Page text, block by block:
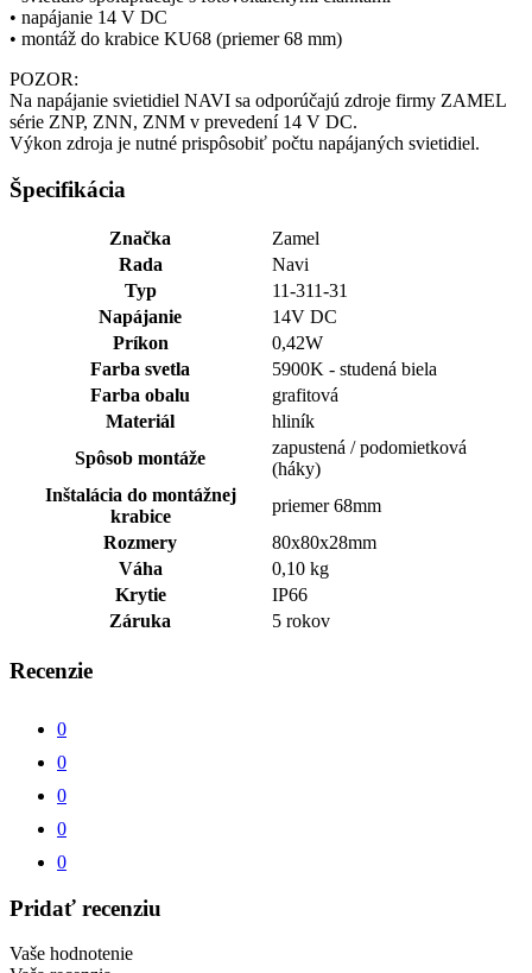
• napájanie 14 V DC
• montáž do krabice KU68 (priemer 68 mm)
POZOR:
Na napájanie svietidiel NAVI sa odporúčajú zdroje firmy ZAMEL
série ZNP, ZNN, ZNM v prevedení 14 V DC.
Výkon zdroja je nutné prispôsobiť počtu napájaných svietidiel.
Špecifikácia
Značka
Zamel
Rada
Navi
Typ
11-311-31
Napájanie
14V DC
Príkon
0,42W
Farba svetla
5900K - studená biela
Farba obalu
grafitová
Materiál
hliník
Spôsob montáže
zapustená / podomietková
(háky)
Inštalácia do montážnej
krabice
priemer 68mm
Rozmery
80x80x28mm
Váha
0,10 kg
Krytie
IP66
Záruka
5 rokov
Recenzie
0
0
0
0
0
Pridať recenziu
Vaše hodnotenie